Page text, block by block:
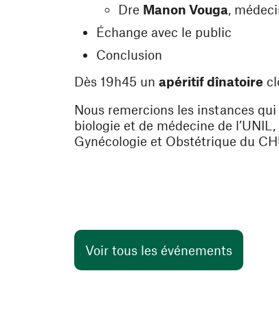
Dre Manon Vouga,
Échange avec le public
Conclusion
Dès 19h45 un apéritif dînatoire
Nous remercions les instances
biologie et de médecine de
Gynécologie et Obstétrique du
Voir tous les événements